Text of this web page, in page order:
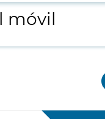
móvil